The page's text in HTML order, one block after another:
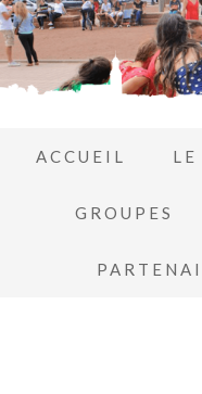
ACCUEIL LE
GROUPES